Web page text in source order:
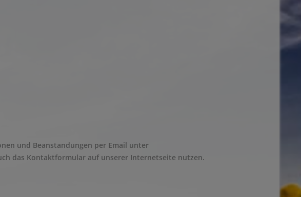
und Beanstandungen per Email unter
das Kontaktformular auf unserer Internetseite nutzen.